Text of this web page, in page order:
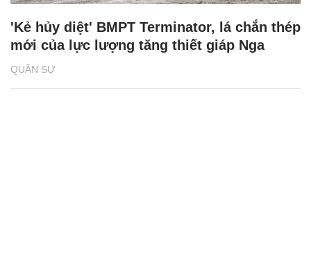
QUÂN SỰ
'Kẻ hủy diệt' BMPT Terminator, lá chắn thép
mới của lực lượng tăng thiết giáp Nga